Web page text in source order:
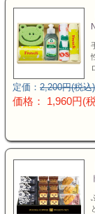
セット商品
お急ぎ便
頂いた金額
定価： 2,200円(税込)
価格： 1,960円(